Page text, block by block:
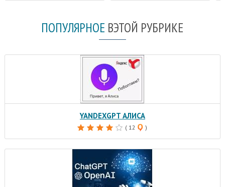
ПОПУЛЯРНОЕ ВЭТОЙ РУБРИКЕ
YANDEXGPT АЛИСА
( 12 )